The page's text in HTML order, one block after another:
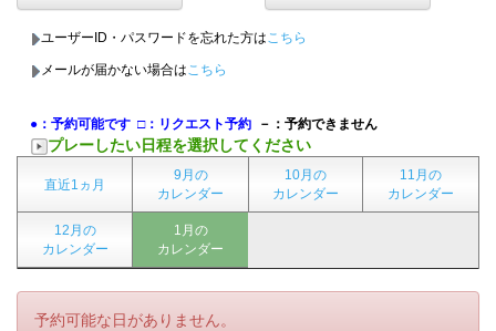
ユーザーID・パスワードを忘れた方はこちら
メールが届かない場合はこちら
●：予約可能です □：リクエスト予約 －：予約できません
プレーしたい日程を選択してください
直近1ヵ月
9月の
カレンダー
10月の
カレンダー
11月の
カレンダー
12月の
カレンダー
1月の
カレンダー
予約可能な日がありません。